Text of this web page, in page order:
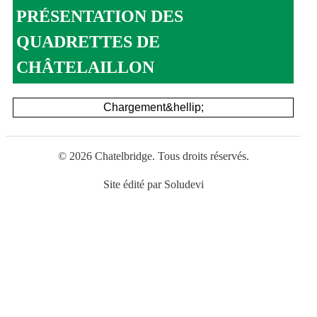
PRÉSENTATION DES
QUADRETTES DE
CHÂTELAILLON
Chargement&hellip;
© 2026 Chatelbridge. Tous droits réservés.
Site édité par Soludevi